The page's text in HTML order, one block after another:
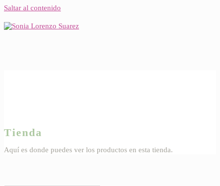
Saltar al contenido
Tienda
Aquí es donde puedes ver los productos en esta tienda.